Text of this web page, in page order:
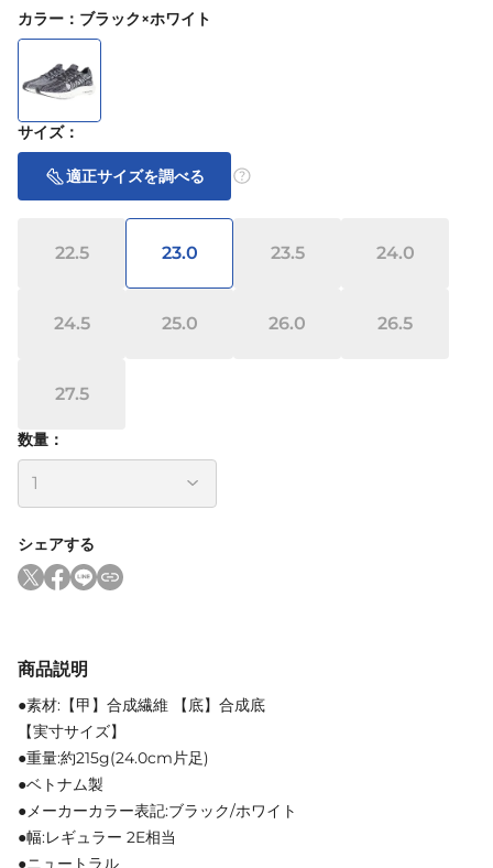
カラー ： ブラック×ホワイト
サイズ：
適正サイズを調べる
22.5 23.0 23.5 24.0
24.5 25.0 26.0 26.5
27.5
数量：
シェアする
商品説明
●素材:【甲】合成繊維 【底】合成底
【実寸サイズ】
●重量:約215g(24.0cm片足)
●ベトナム製
●メーカーカラー表記:ブラック/ホワイト
●幅:レギュラー 2E相当
●ニュートラル